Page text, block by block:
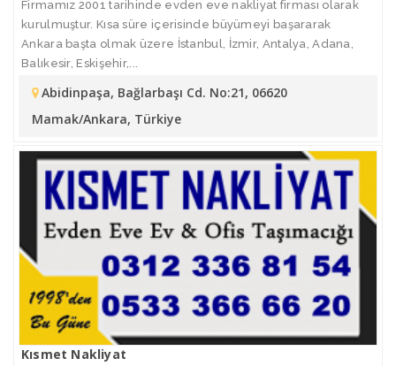
Firmamız 2001 tarihinde evden eve nakliyat firması olarak
kurulmuştur. Kısa süre içerisinde büyümeyi başararak
Ankara başta olmak üzere İstanbul, İzmir, Antalya, Adana,
Balıkesir, Eskişehir,...
Abidinpaşa, Bağlarbaşı Cd. No:21, 06620
Mamak/Ankara, Türkiye
Kısmet Nakliyat